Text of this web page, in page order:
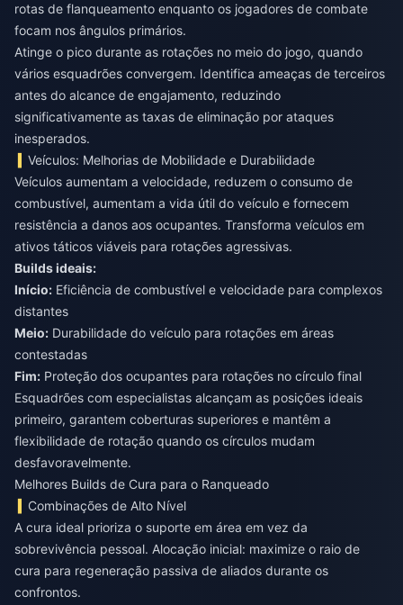
rotas de flanqueamento enquanto os jogadores de combate
focam nos ângulos primários.
Atinge o pico durante as rotações no meio do jogo, quando
vários esquadrões convergem. Identifica ameaças de terceiros
antes do alcance de engajamento, reduzindo
significativamente as taxas de eliminação por ataques
inesperados.
Veículos: Melhorias de Mobilidade e Durabilidade
Veículos aumentam a velocidade, reduzem o consumo de
combustível, aumentam a vida útil do veículo e fornecem
resistência a danos aos ocupantes. Transforma veículos em
ativos táticos viáveis para rotações agressivas.
Builds ideais:
Início: Eficiência de combustível e velocidade para complexos
distantes
Meio: Durabilidade do veículo para rotações em áreas
contestadas
Fim: Proteção dos ocupantes para rotações no círculo final
Esquadrões com especialistas alcançam as posições ideais
primeiro, garantem coberturas superiores e mantêm a
flexibilidade de rotação quando os círculos mudam
desfavoravelmente.
Melhores Builds de Cura para o Ranqueado
Combinações de Alto Nível
A cura ideal prioriza o suporte em área em vez da
sobrevivência pessoal. Alocação inicial: maximize o raio de
cura para regeneração passiva de aliados durante os
confrontos.